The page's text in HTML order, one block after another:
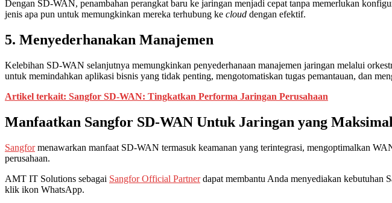
Dengan SD-WAN, penambahan perangkat baru ke jaringan menjadi cepat tanpa memerlukan
jenis apa pun untuk memungkinkan mereka terhubung ke cloud dengan efektif.
5. Menyederhanakan Manajemen
Kelebihan SD-WAN selanjutnya memungkinkan penyederhanaan manajemen jaringan melalui
untuk memindahkan aplikasi bisnis yang tidak penting, mengotomatiskan tugas pemantauan, dan
Artikel terkait: Sangfor SD-WAN: Tingkatkan Performa Jaringan Perusahaan
Manfaatkan Sangfor SD-WAN Untuk Jaringan yang Maksimal
Sangformenawarkan manfaat SD-WAN termasuk keamanan yang terintegrasi, mengoptimalkan
perusahaan.
AMT IT Solutions sebagai Sangfor Official Partnerdapat membantu Anda menyediakan kebutuhan
klik ikon WhatsApp.